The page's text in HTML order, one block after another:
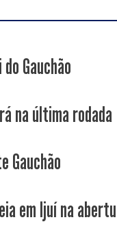
Gauchão
na última rodada
Gauchão
em Ijuí na